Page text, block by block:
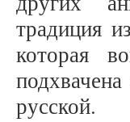
традиция
которая
русской.